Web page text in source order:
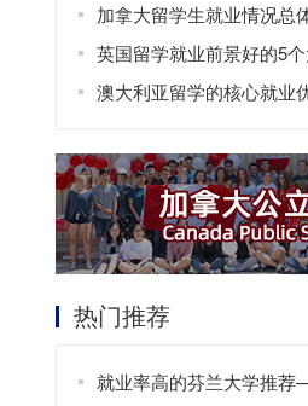
加拿大留学生就业情况总
英国留学就业前景好的5
澳大利亚留学的核心就业
热门推荐
就业率高的芬兰大学推